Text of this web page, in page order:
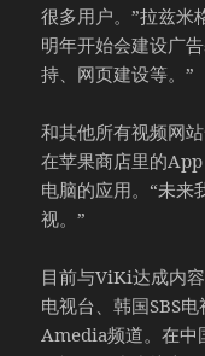
很多用户。”拉兹米
明年开始会建设广
持、网页建设等。”
和其他所有视频网
在苹果商店里的
电脑的应用。“未来
视。”
目前与ViKi达成内
电视台、韩国SBS
Amedia频道。在中